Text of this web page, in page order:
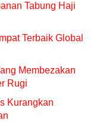
Tabung Haji
Terbaik Global
Membezakan
Rugi
Kurangkan